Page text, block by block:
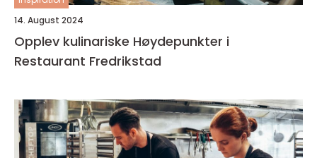
14. August 2024
Opplev kulinariske Høydepunkter i
Restaurant Fredrikstad